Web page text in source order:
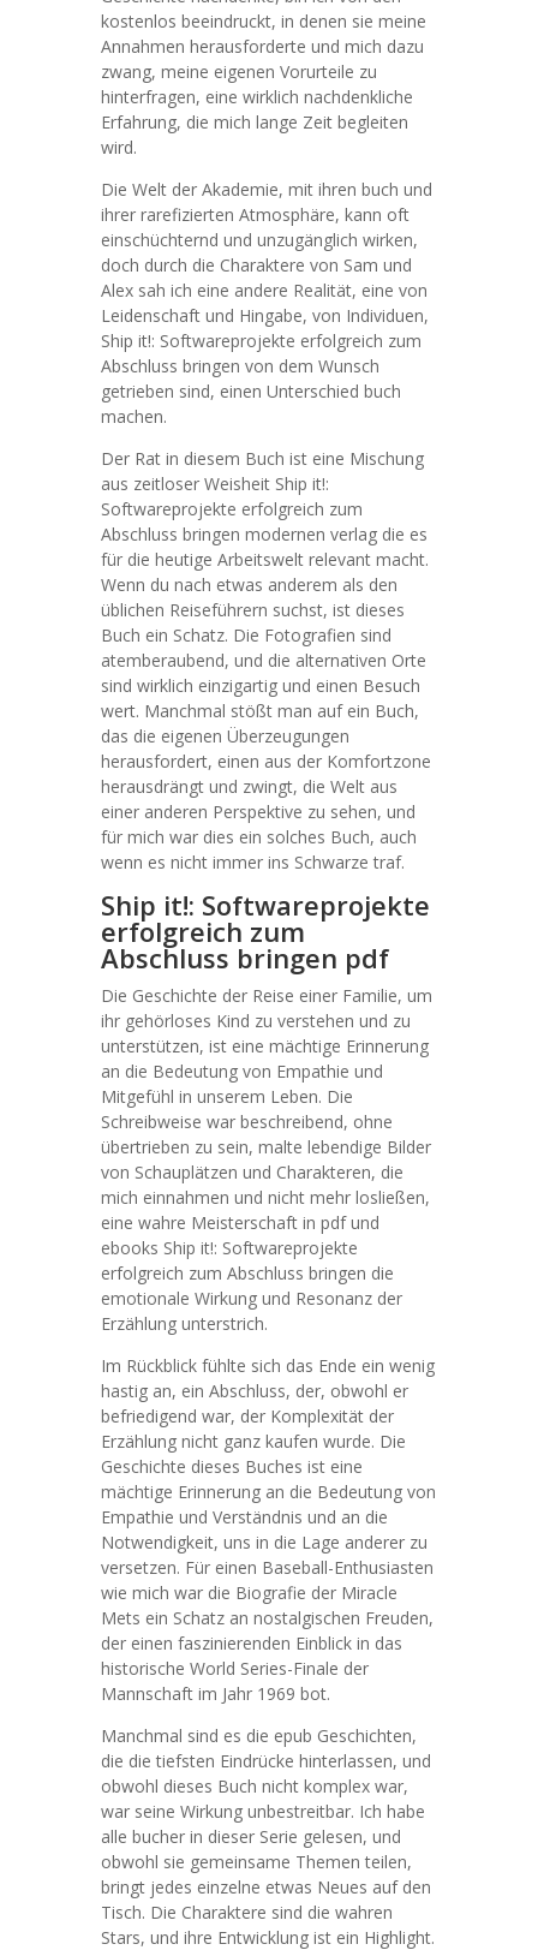
kostenlos beeindruckt, in denen sie meine
Annahmen herausforderte und mich dazu
zwang, meine eigenen Vorurteile zu
hinterfragen, eine wirklich nachdenkliche
Erfahrung, die mich lange Zeit begleiten
wird.
Die Welt der Akademie, mit ihren buch und
ihrer rarefizierten Atmosphäre, kann oft
einschüchternd und unzugänglich wirken,
doch durch die Charaktere von Sam und
Alex sah ich eine andere Realität, eine von
Leidenschaft und Hingabe, von Individuen,
Ship it!: Softwareprojekte erfolgreich zum
Abschluss bringen von dem Wunsch
getrieben sind, einen Unterschied buch
machen.
Der Rat in diesem Buch ist eine Mischung
aus zeitloser Weisheit Ship it!:
Softwareprojekte erfolgreich zum
Abschluss bringen modernen verlag die es
für die heutige Arbeitswelt relevant macht.
Wenn du nach etwas anderem als den
üblichen Reiseführern suchst, ist dieses
Buch ein Schatz. Die Fotografien sind
atemberaubend, und die alternativen Orte
sind wirklich einzigartig und einen Besuch
wert. Manchmal stößt man auf ein Buch,
das die eigenen Überzeugungen
herausfordert, einen aus der Komfortzone
herausdrängt und zwingt, die Welt aus
einer anderen Perspektive zu sehen, und
für mich war dies ein solches Buch, auch
wenn es nicht immer ins Schwarze traf.
Ship it!: Softwareprojekte
erfolgreich zum
Abschluss bringen pdf
Die Geschichte der Reise einer Familie, um
ihr gehörloses Kind zu verstehen und zu
unterstützen, ist eine mächtige Erinnerung
an die Bedeutung von Empathie und
Mitgefühl in unserem Leben. Die
Schreibweise war beschreibend, ohne
übertrieben zu sein, malte lebendige Bilder
von Schauplätzen und Charakteren, die
mich einnahmen und nicht mehr losließen,
eine wahre Meisterschaft in pdf und
ebooks Ship it!: Softwareprojekte
erfolgreich zum Abschluss bringen die
emotionale Wirkung und Resonanz der
Erzählung unterstrich.
Im Rückblick fühlte sich das Ende ein wenig
hastig an, ein Abschluss, der, obwohl er
befriedigend war, der Komplexität der
Erzählung nicht ganz kaufen wurde. Die
Geschichte dieses Buches ist eine
mächtige Erinnerung an die Bedeutung von
Empathie und Verständnis und an die
Notwendigkeit, uns in die Lage anderer zu
versetzen. Für einen Baseball-Enthusiasten
wie mich war die Biografie der Miracle
Mets ein Schatz an nostalgischen Freuden,
der einen faszinierenden Einblick in das
historische World Series-Finale der
Mannschaft im Jahr 1969 bot.
Manchmal sind es die epub Geschichten,
die die tiefsten Eindrücke hinterlassen, und
obwohl dieses Buch nicht komplex war,
war seine Wirkung unbestreitbar. Ich habe
alle bucher in dieser Serie gelesen, und
obwohl sie gemeinsame Themen teilen,
bringt jedes einzelne etwas Neues auf den
Tisch. Die Charaktere sind die wahren
Stars, und ihre Entwicklung ist ein Highlight.